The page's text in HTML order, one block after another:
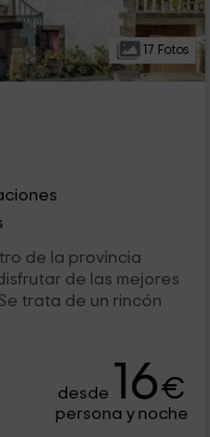
17 Fotos
de la provincia
de las mejores
trata de un rincón
desde 16€
persona y noche